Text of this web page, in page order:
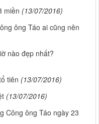
miền (13/07/2016)
ông Táo ai cũng nên
nào đẹp nhất?
tiên (13/07/2016)
(13/07/2016)
Công ông Táo ngày 23